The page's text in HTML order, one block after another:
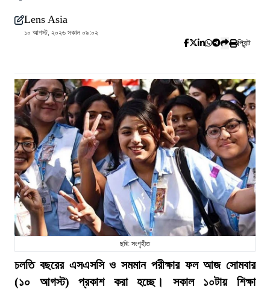
Lens Asia
১০ আগস্ট, ২০২৬ সকাল ০৯:০২
প্রিন্ট
ছবি: সংগৃহীত
চলতি বছরের এসএসসি ও সমমান পরীক্ষার ফল আজ সোমবার
(১০ আগস্ট) প্রকাশ করা হচ্ছে। সকাল ১০টায় শিক্ষা